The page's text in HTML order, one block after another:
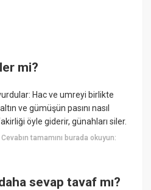
mi?
Hac ve umreyi birlikte
ve gümüşün pasını nasıl
öyle giderir, günahları siler.
Cevabın tamamını burada okuyun:
sevap tavaf mı?